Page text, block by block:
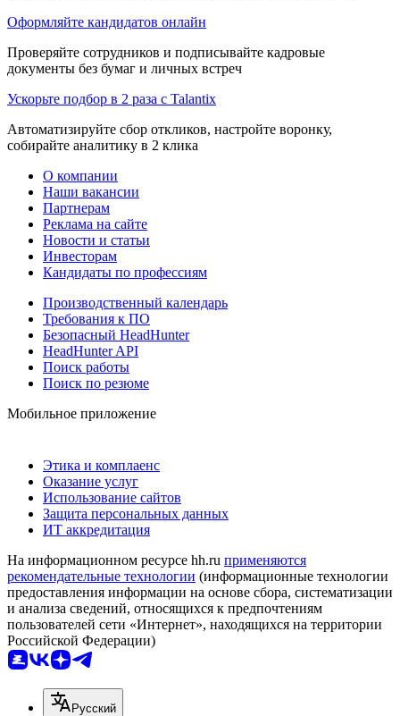
Оформляйте кандидатов онлайн
Проверяйте сотрудников и подписывайте кадровые
документы без бумаг и личных встреч
Ускорьте подбор в 2 раза с Talantix
Автоматизируйте сбор откликов, настройте воронку,
собирайте аналитику в 2 клика
О компании
Наши вакансии
Партнерам
Реклама на сайте
Новости и статьи
Инвесторам
Кандидаты по профессиям
Производственный календарь
Требования к ПО
Безопасный HeadHunter
HeadHunter API
Поиск работы
Поиск по резюме
Мобильное приложение
Этика и комплаенс
Оказание услуг
Использование сайтов
Защита персональных данных
ИТ аккредитация
На информационном ресурсе hh.ru применяются
рекомендательные технологии (информационные технологии
предоставления информации на основе сбора, систематизации
и анализа сведений, относящихся к предпочтениям
пользователей сети «Интернет», находящихся на территории
Российской Федерации)
Русский